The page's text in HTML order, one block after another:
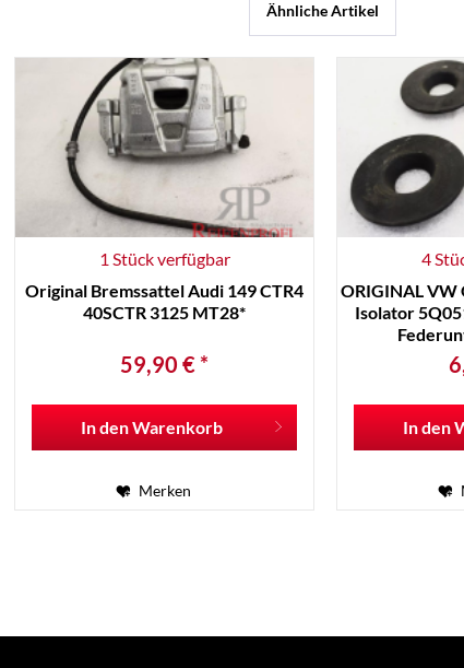
Ähnliche Artikel
1 Stück verfügbar
Original Bremssattel Audi 149 CTR4
40SCTR 3125 MT28*
59,90 € *
In denWarenkorb
Merken
4
ORIGINAL VW
Isolator
In den